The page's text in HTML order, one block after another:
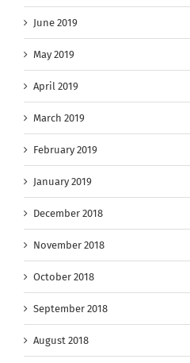
June 2019
May 2019
April 2019
March 2019
February 2019
January 2019
December 2018
November 2018
October 2018
September 2018
August 2018